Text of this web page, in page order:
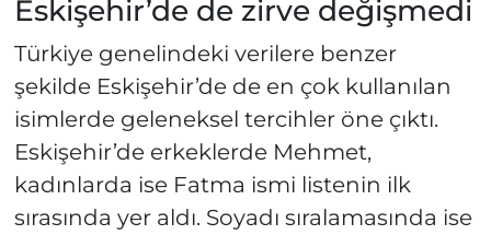
Eskişehir’de de zirve değişmedi
Türkiye genelindeki verilere benzer
şekilde Eskişehir’de de en çok kullanılan
isimlerde geleneksel tercihler öne çıktı.
Eskişehir’de erkeklerde Mehmet,
kadınlarda ise Fatma ismi listenin ilk
sırasında yer aldı. Soyadı sıralamasında ise